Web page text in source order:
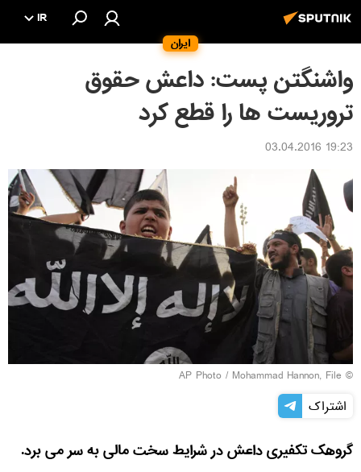
ایران
IR
واشنگتن پست: داعش حقوق
تروریست ها را قطع کرد
19:23 03.04.2016
© AP Photo / Mohammad Hannon, File
اشتراک
گروهک تکفیری داعش در شرایط سخت مالی به سر می برد.